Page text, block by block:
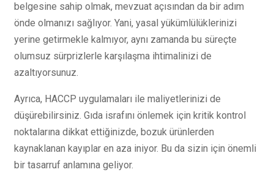
belgesine sahip olmak, mevzuat açısından da bir adım
önde olmanızı sağlıyor. Yani, yasal yükümlülüklerinizi
yerine getirmekle kalmıyor, aynı zamanda bu süreçte
olumsuz sürprizlerle karşılaşma ihtimalinizi de
azaltıyorsunuz.
Ayrıca, HACCP uygulamaları ile maliyetlerinizi de
düşürebilirsiniz. Gıda israfını önlemek için kritik kontrol
noktalarına dikkat ettiğinizde, bozuk ürünlerden
kaynaklanan kayıplar en aza iniyor. Bu da sizin için önemli
bir tasarruf anlamına geliyor.